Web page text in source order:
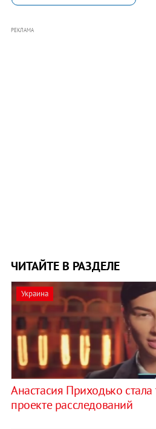
РЕКЛАМА
ЧИТАЙТЕ В РАЗДЕЛЕ
Украина
Анастасия Приходько
проекте расследований